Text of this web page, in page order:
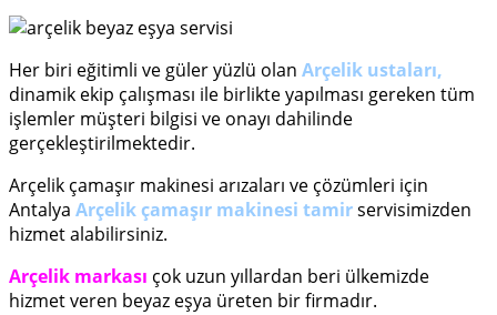
Her biri eğitimli ve güler yüzlü olan Arçelik ustaları,
dinamik ekip çalışması ile birlikte yapılması gereken tüm
işlemler müşteri bilgisi ve onayı dahilinde
gerçekleştirilmektedir.
Arçelik çamaşır makinesi arızaları ve çözümleri için
Antalya Arçelik çamaşır makinesi tamirservisimizden
hizmet alabilirsiniz.
Arçelik markası çok uzun yıllardan beri ülkemizde
hizmet veren beyaz eşya üreten bir firmadır.